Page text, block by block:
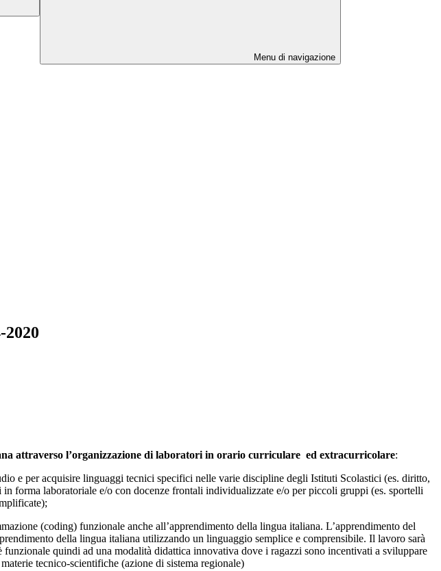
Menu di navigazione
attraverso l’organizzazione di laboratori in orario curriculare ed extracurricolare:
e per acquisire linguaggi tecnici specifici nelle varie discipline degli Istituti Scolastici (es. diritto,
forma laboratoriale e/o con docenze frontali individualizzate e/o per piccoli gruppi (es. sportelli
(coding) funzionale anche all’apprendimento della lingua italiana. L’apprendimento del
della lingua italiana utilizzando un linguaggio semplice e comprensibile. Il lavoro sarà
quindi ad una modalità didattica innovativa dove i ragazzi sono incentivati a sviluppare
tecnico-scientifiche (azione di sistema regionale)